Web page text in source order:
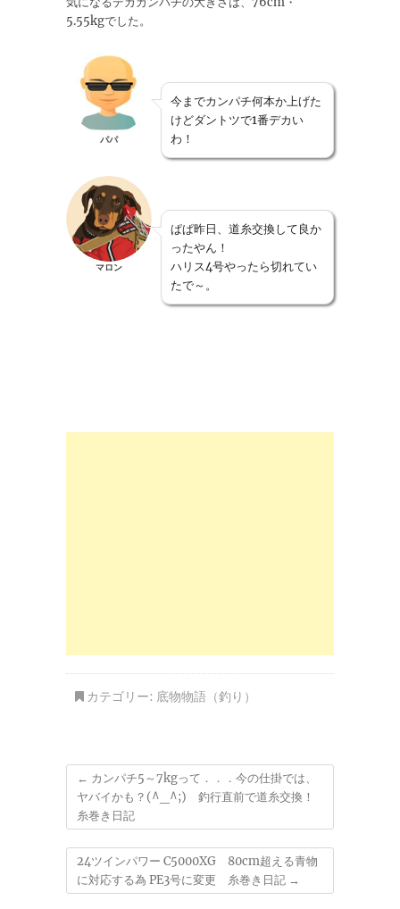
5.55kgでした。
パパ
今までカンパチ何本か上げた
けどダントツで1番デカい
わ！
マロン
ぱぱ昨日、道糸交換して良か
ったやん！
ハリス4号やったら切れてい
たで～。
カテゴリー: 底物物語（釣り）
← カンパチ5～7kgって．．．今の仕掛では、
ヤバイかも？(^_^;) 釣行直前で道糸交換！
糸巻き日記
24ツインパワー C5000XG 80cm超える青物
に対応する為 PE3号に変更 糸巻き日記 →